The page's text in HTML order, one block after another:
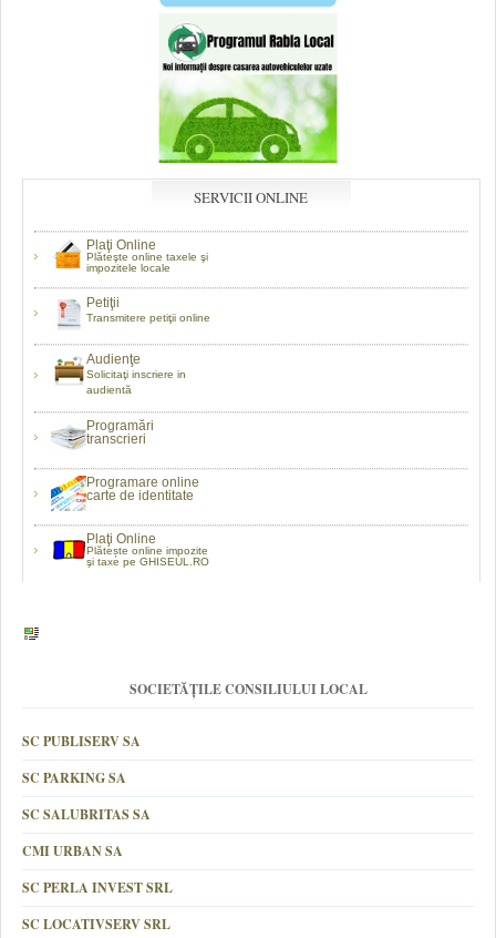
SERVICII ONLINE
Plaţi Online
Plăteşte online taxele şi
impozitele locale
Petiţii
Transmitere petiţii online
Audienţe
Solicitaţi inscriere in
audientă
Programări
transcrieri
Programare online
carte de identitate
Plaţi Online
Plătește online impozite
şi taxe pe GHISEUL.RO
SOCIETĂȚILE CONSILIULUI LOCAL
SC PUBLISERV SA
SC PARKING SA
SC SALUBRITAS SA
CMI URBAN SA
SC PERLA INVEST SRL
SC LOCATIVSERV SRL